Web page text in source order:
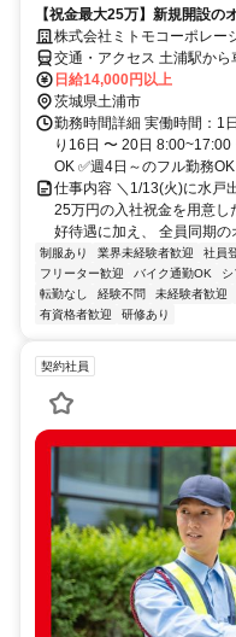
【祝金最大25万】新規開設
株式会社ミトモコーポレー
交通・アクセス 土浦駅から
日給14,000円以上
茨城県土浦市
勤務時間詳細 実働時間：1
り16日 〜 20日
OK ✅週4日～のフル勤務OK
仕事内容 ＼1/13(火)に水戸
25万円の入社祝金を用意し
好待遇に加え、 全員同期の
制服あり 業界未経験者歓迎 社員
フリーター歓迎
バイク通勤OK
転勤なし
経験不問 未経験者歓迎
有資格者歓迎
研修あり
契約社員